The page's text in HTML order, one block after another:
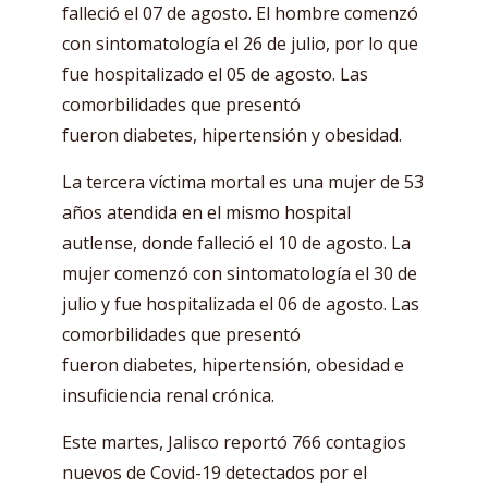
falleció el 07 de agosto. El hombre comenzó
con sintomatología el 26 de julio, por lo que
fue hospitalizado el 05 de agosto. Las
comorbilidades que presentó
fueron diabetes, hipertensión y obesidad.
La tercera víctima mortal es una mujer de 53
años atendida en el mismo hospital
autlense, donde falleció el 10 de agosto. La
mujer comenzó con sintomatología el 30 de
julio y fue hospitalizada el 06 de agosto. Las
comorbilidades que presentó
fueron diabetes, hipertensión, obesidad e
insuficiencia renal crónica.
Este martes, Jalisco reportó 766 contagios
nuevos de Covid-19 detectados por el